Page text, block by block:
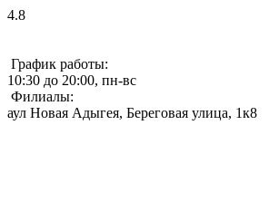
4.8
График работы:
10:30 до 20:00, пн-вс
Филиалы:
аул Новая Адыгея, Береговая улица, 1к8